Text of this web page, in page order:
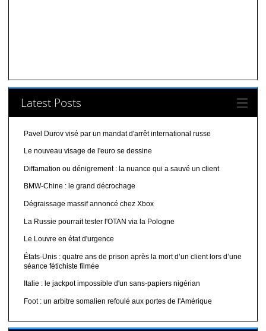
Latest Posts
Pavel Durov visé par un mandat d'arrêt international russe
Le nouveau visage de l'euro se dessine
Diffamation ou dénigrement : la nuance qui a sauvé un client
BMW-Chine : le grand décrochage
Dégraissage massif annoncé chez Xbox
La Russie pourrait tester l'OTAN via la Pologne
Le Louvre en état d'urgence
États-Unis : quatre ans de prison après la mort d’un client lors d’une
séance fétichiste filmée
Italie : le jackpot impossible d'un sans-papiers nigérian
Foot : un arbitre somalien refoulé aux portes de l'Amérique